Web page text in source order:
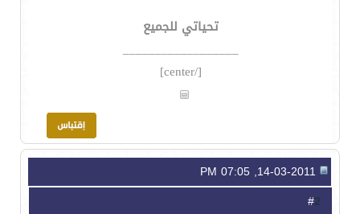
تحياتي للجميع
__________________
[/center]
2